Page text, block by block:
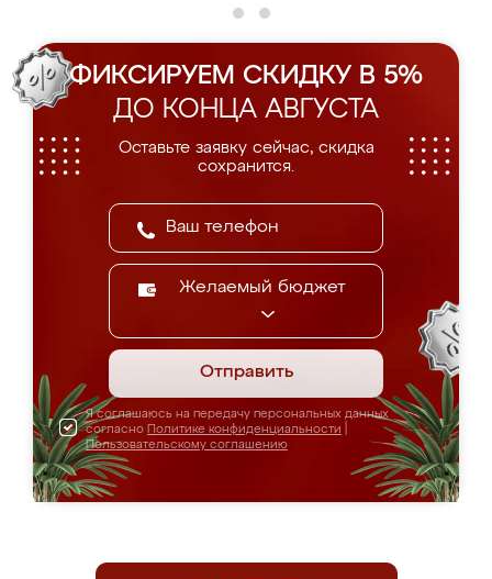
ФИКСИРУЕМ СКИДКУ В 5%
ДО КОНЦА АВГУСТА
Оставьте заявку сейчас, скидка
сохранится.
Желаемый бюджет
Отправить
Я соглашаюсь на передачу персональных данных
согласно Политике конфиденциальности
Пользовательскому соглашению